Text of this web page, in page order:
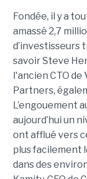
Fondée, il y a
amassé 2,7
d’investisseurs
savoir Steve
l'ancien CTO de
Partners,
L’engouement
aujourd’hui un
ont afflué vers
plus facilement
dans des